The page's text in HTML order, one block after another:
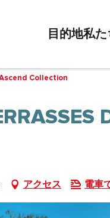
目的地私た
Collection
アクセス 電車